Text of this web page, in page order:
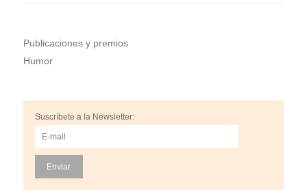
Publicaciones y premios
Humor
Suscríbete a la Newsletter: